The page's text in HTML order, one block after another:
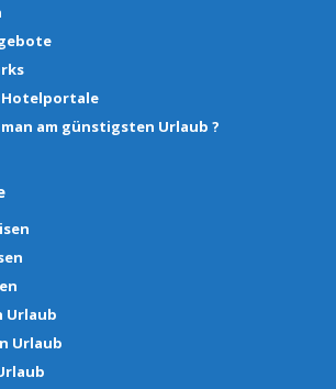
Hotelportale
am günstigsten Urlaub ?
Urlaub
Urlaub